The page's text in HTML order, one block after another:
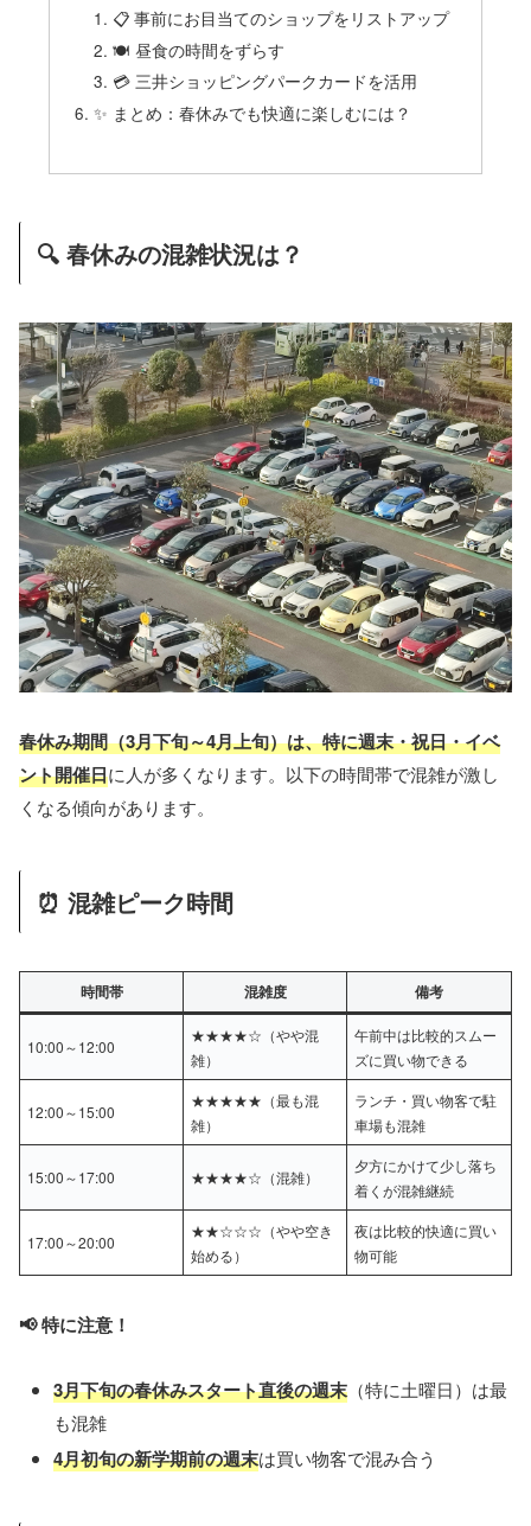
📋 事前にお目当てのショップをリストアップ
🍽️ 昼食の時間をずらす
💳 三井ショッピングパークカードを活用
✨ まとめ：春休みでも快適に楽しむには？
🔍 春休みの混雑状況は？
春休み期間（3月下旬～4月上旬）は、特に週末・祝日・イベ
ント開催日に人が多くなります。以下の時間帯で混雑が激し
くなる傾向があります。
⏰ 混雑ピーク時間
時間帯 混雑度 備考
10:00～12:00
★★★★☆（やや混
雑）
午前中は比較的スムー
ズに買い物できる
12:00～15:00
★★★★★（最も混
雑）
ランチ・買い物客で駐
車場も混雑
15:00～17:00 ★★★★☆（混雑）
夕方にかけて少し落ち
着くが混雑継続
17:00～20:00
★★☆☆☆（やや空き
始める）
夜は比較的快適に買い
物可能
📢 特に注意！
3月下旬の春休みスタート直後の週末 （特に土曜日）は最
も混雑
4月初旬の新学期前の週末は買い物客で混み合う